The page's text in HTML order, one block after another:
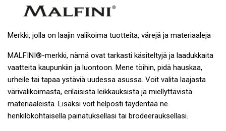
Merkki, jolla on laajin valikoima tuotteita, värejä ja materiaaleja
MALFINI®-merkki, nämä ovat tarkasti käsiteltyjä ja laadukkaita
vaatteita kaupunkiin ja luontoon. Mene töihin, pidä hauskaa,
urheile tai tapaa ystäviä uudessa asussa. Voit valita laajasta
värivalikoimasta, erilaisista leikkauksista ja miellyttävistä
materiaaleista. Lisäksi voit helposti täydentää ne
henkilökohtaisella painatuksellasi tai brodeerauksellasi.